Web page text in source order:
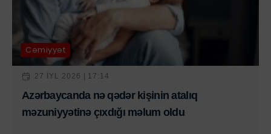
Cəmiyyət
27 IYL 2026 | 17:14
Azərbaycanda nə qədər kişinin atalıq
məzuniyyətinə çıxdığı məlum oldu